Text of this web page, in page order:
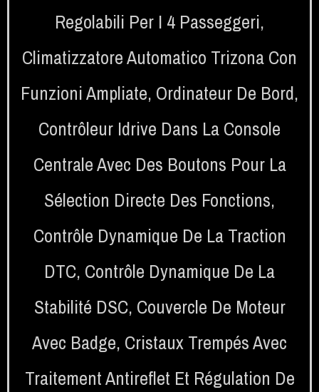
Regolabili Per I 4 Passeggeri,
Climatizzatore Automatico Trizona Con
Funzioni Ampliate, Ordinateur De Bord,
Contrôleur Idrive Dans La Console
Centrale Avec Des Boutons Pour La
Sélection Directe Des Fonctions,
Contrôle Dynamique De La Traction
DTC, Contrôle Dynamique De La
Stabilité DSC, Couvercle De Moteur
Avec Badge, Cristaux Trempés Avec
Traitement Antireflet Et Régulation De